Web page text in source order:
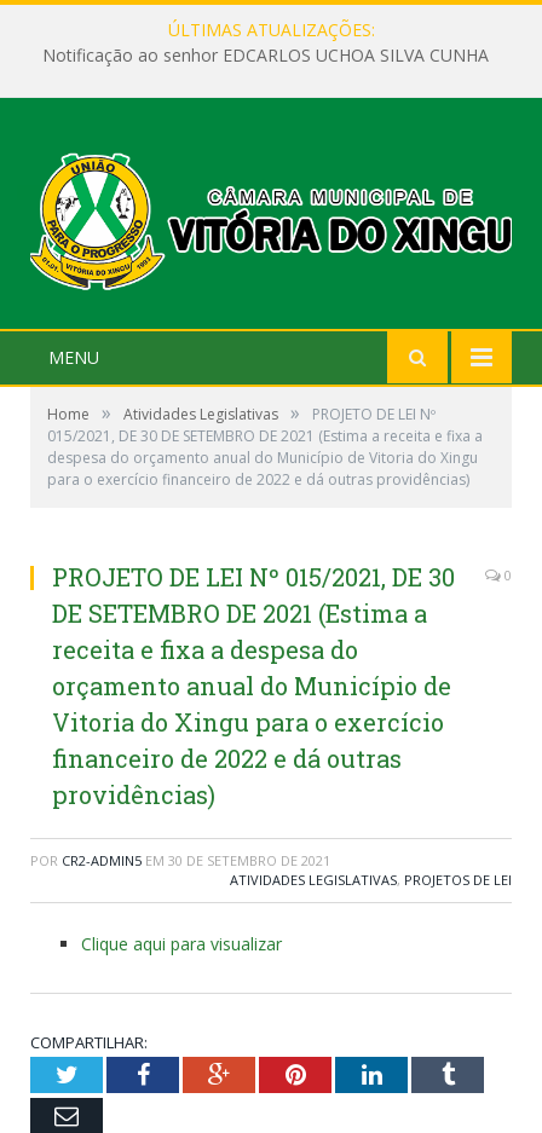
ÚLTIMAS ATUALIZAÇÕES:
Notificação ao senhor EDCARLOS UCHOA SILVA CUNHA
MENU
Home » Atividades Legislativas »
PROJETO DE LEI Nº
015/2021, DE 30 DE SETEMBRO DE 2021 (Estima a receita e fixa a
despesa do orçamento anual do Município de Vitoria do Xingu
para o exercício financeiro de 2022 e dá outras providências)
PROJETO DE LEI Nº 015/2021, DE 30
DE SETEMBRO DE 2021 (Estima a
receita e fixa a despesa do
orçamento anual do Município de
Vitoria do Xingu para o exercício
financeiro de 2022 e dá outras
providências)
0
POR CR2-ADMIN5 EM 30 DE SETEMBRO DE 2021
ATIVIDADES LEGISLATIVAS, PROJETOS DE LEI
Clique aqui para visualizar
COMPARTILHAR:
TwitterFacebookGoogle+PinterestLinkedInTumblr
Email